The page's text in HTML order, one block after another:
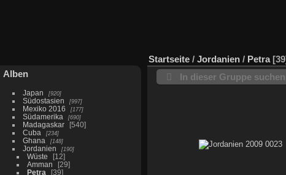
Alben
Japan 920
Südostasien 997
Mexiko 2016 177
Südamerika 690
Madagaskar
540
Cuba
234
Ghana 148
Jordanien 190
Wüste
12
Amman
29
Petra
39
Startseite / Jordanien / Petra 39
In dieser Gruppe suchen